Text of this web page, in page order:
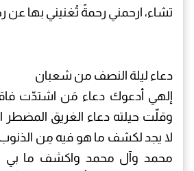
تشاء، ارحمني رحمةً تُغنيني بها
دعاء ليلة النصف من شعبان
إلهي أدعوك دعاء مَن اشتدّت
وقلّت حيلته دعاء الغريق المضطر
لا يجد لكشف ما هو فيه مِن
محمد وآل محمد واكشف ما بي